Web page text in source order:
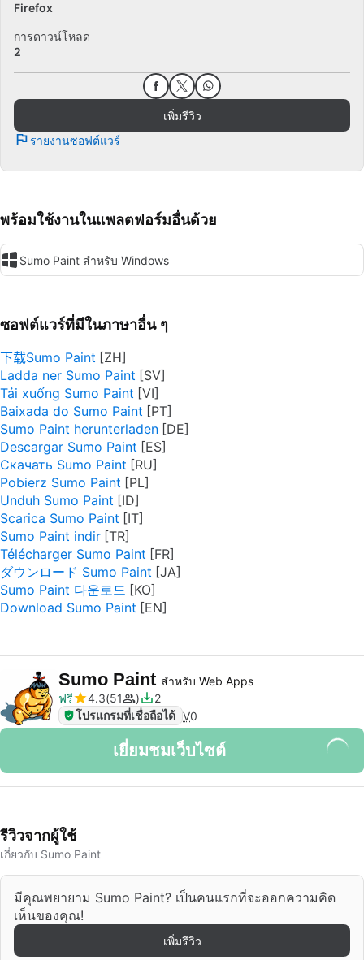
Firefox
การดาวน์โหลด
2
เพิ่มรีวิว
รายงานซอฟต์แวร์
พร้อมใช้งานในแพลตฟอร์มอื่นด้วย
Sumo Paint สำหรับ Windows
ซอฟต์แวร์ที่มีในภาษาอื่น ๆ
下载Sumo Paint
Ladda ner Sumo Paint
Tải xuống Sumo Paint
Baixada do Sumo Paint
Sumo Paint herunterladen
Descargar Sumo Paint
Скачать Sumo Paint
Pobierz Sumo Paint
Unduh Sumo Paint
Scarica Sumo Paint
Sumo Paint indir
Télécharger Sumo Paint
ダウンロード Sumo Paint
Sumo Paint 다운로드
Download Sumo Paint
Sumo Paint สำหรับ Web Apps
ฟรี
4.3 51
2
โปรแกรมที่เชื่อถือได้ V0
เยี่ยมชมเว็บไซต์
รีวิวจากผู้ใช้
เกี่ยวกับ Sumo Paint
มีคุณพยายาม Sumo Paint? เป็นคนแรกที่จะออกความคิด
เห็นของคุณ!
เพิ่มรีวิว